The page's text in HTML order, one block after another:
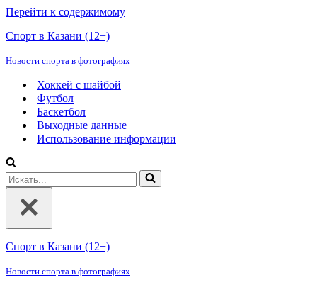
Перейти к содержимому
Спорт в Казани (12+)
Новости спорта в фотографиях
Хоккей с шайбой
Футбол
Баскетбол
Выходные данные
Использование информации
Искать...
Спорт в Казани (12+)
Новости спорта в фотографиях